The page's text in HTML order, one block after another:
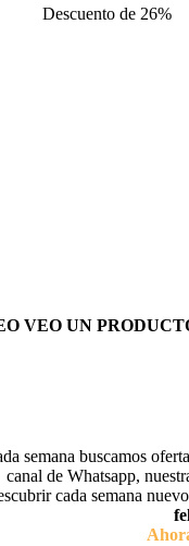
Descuento de 26%
VEO UN
semana buscamos
canal de Whatsapp,
cada semana